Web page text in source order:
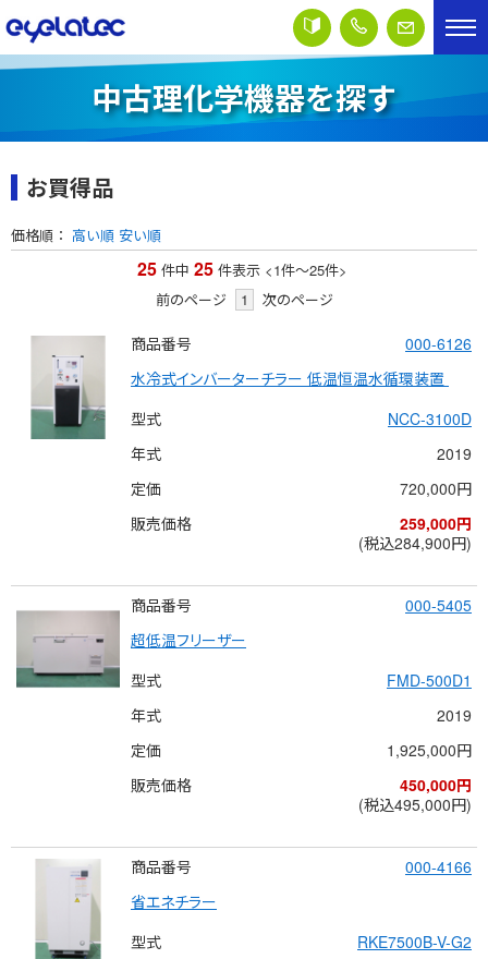
中古理化学機器を探す
お買得品
価格順： 高い順 安い順
25 件中 25 件表示 <1件～25件>
前のページ
1 次のページ
商品番号
000-6126
水冷式インバーターチラー 低温恒温水循環装置
型式
NCC-3100D
年式
2019
定価
720,000円
販売価格
259,000円
(税込284,900円)
商品番号
000-5405
超低温フリーザー
型式
FMD-500D1
年式
2019
定価
1,925,000円
販売価格
450,000円
(税込495,000円)
商品番号
000-4166
省エネチラー
型式
RKE7500B-V-G2